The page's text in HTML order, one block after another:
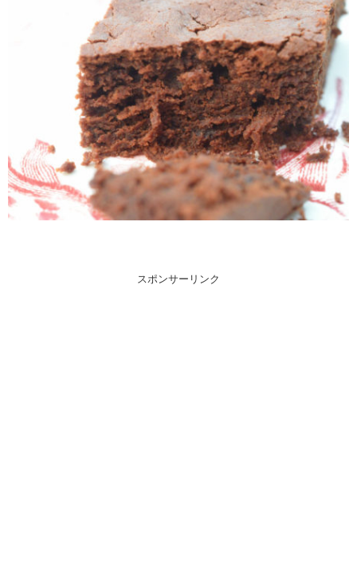
スポンサーリンク